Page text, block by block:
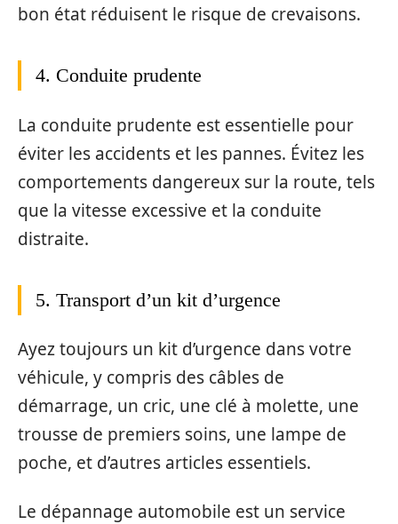
bon état réduisent le risque de crevaisons.
4. Conduite prudente
La conduite prudente est essentielle pour
éviter les accidents et les pannes. Évitez les
comportements dangereux sur la route, tels
que la vitesse excessive et la conduite
distraite.
5. Transport d’un kit d’urgence
Ayez toujours un kit d’urgence dans votre
véhicule, y compris des câbles de
démarrage, un cric, une clé à molette, une
trousse de premiers soins, une lampe de
poche, et d’autres articles essentiels.
Le dépannage automobile est un service